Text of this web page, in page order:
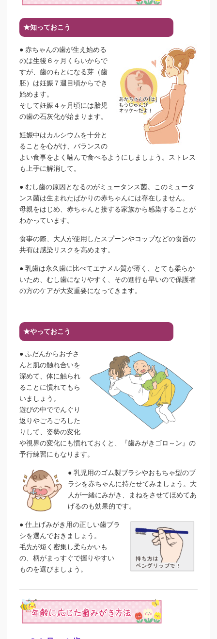
★知っておこう
● 赤ちゃんの歯が生え始める
のは生後６ヶ月くらいからで
すが、歯のもとになる芽（歯
胚）は妊娠７週目頃からでき
始めます。
そして妊娠４ヶ月頃には胎児
の歯の石灰化が始まります。
妊娠中はカルシウムを十分と
ることを心がけ、バランスの
よい食事をよく噛んで食べるようにしましょう。ストレス
も上手に解消して。
● むし歯の原因となるのがミュータンス菌。このミュータ
ンス菌は生まれたばかりの赤ちゃんには存在しません。
母親をはじめ、赤ちゃんと接する家族から感染することが
わかっています。
食事の際、大人が使用したスプーンやコップなどの食器の
共有は感染リスクを高めます。
● 乳歯は永久歯に比べてエナメル質が薄く、とても柔らか
いため、むし歯になりやすく、その進行も早いので保護者
の方のケアが大変重要になってきます。
★やっておこう
● ふだんからお子さ
んと肌の触れ合いを
深めて、体に触られ
ることに慣れてもら
いましょう。
遊びの中ででんぐり
返りやごろごろした
りして、姿勢の変化
や視界の変化にも慣れておくと、『歯みがきゴロ～ン』の
予行練習にもなります。
● 乳児用のゴム製ブラシやおもちゃ型のブ
ラシを赤ちゃんに持たせてみましょう。大
人が一緒にみがき、まねをさせてほめてあ
げるのも効果的です。
● 仕上げみがき用の正しい歯ブラ
シを選んでおきましょう。
毛先が短く密集し柔らかいも
の、柄がまっすぐで握りやすい
ものを選びましょう。